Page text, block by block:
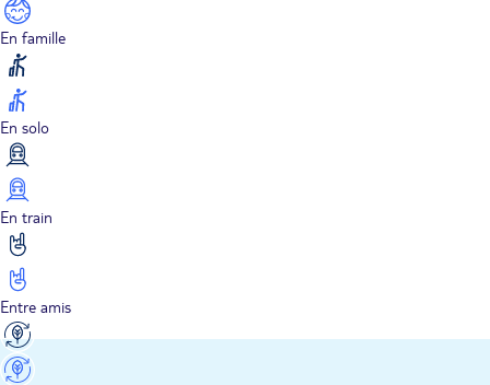
En famille
En solo
En train
Entre amis